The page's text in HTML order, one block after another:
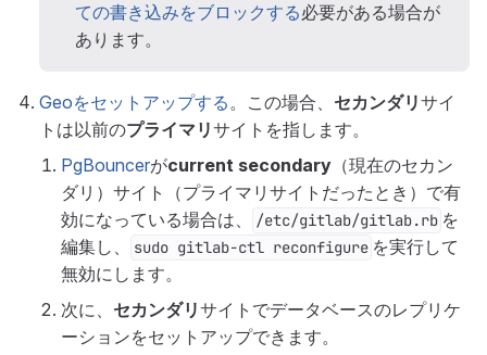
ての書き込みをブロックする必要がある場合が
あります。
Geoをセットアップする。この場合、 セカンダリサイ
トは以前のプライマリサイトを指します。
PgBouncerがcurrent secondary （現在のセカン
ダリ）サイト（プライマリサイトだったとき）で有
効になっている場合は、
/etc/gitlab/gitlab.rb を
編集し、
sudo gitlab-ctl reconfigure を実行して
無効にします。
次に、 セカンダリサイトでデータベースのレプリケ
ーションをセットアップできます。